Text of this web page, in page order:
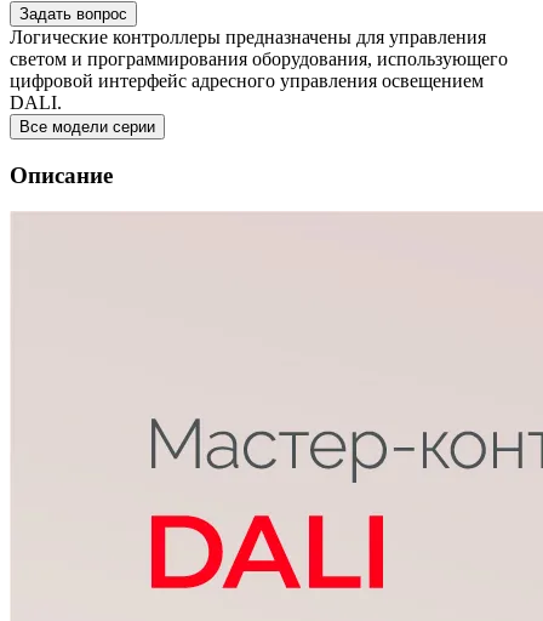
Задать вопрос
Логические контроллеры предназначены для управления
светом и программирования оборудования, использующего
цифровой интерфейс адресного управления освещением
DALI.
Все модели серии
Описание